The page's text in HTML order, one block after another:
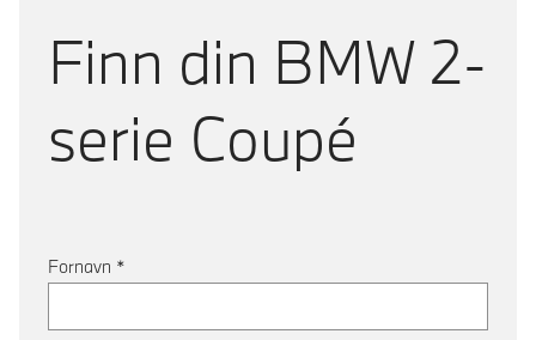
Finn din BMW 2-
serie Coupé
Fornavn *